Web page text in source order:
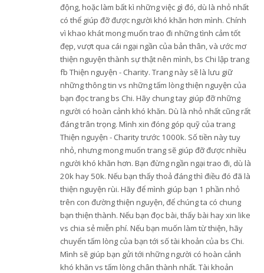
động, hoặc làm bất kì những việc gì đó, dù là nhỏ nhất
có thể giúp đỡ được người khó khăn hơn mình. Chính
vì khao khát mong muốn trao đi những tình cảm tốt
đẹp, vượt qua cái ngại ngần của bản thân, và ước mơ
thiện nguyện thành sự thật nên mình, bs Chi lập trang
fb Thiện nguyện - Charity. Trang này sẽ là lưu giữ
những thông tin vs những tấm lòng thiện nguyện của
bạn đọc trang bs Chi. Hãy chung tay giúp đỡ những
người có hoàn cảnh khó khăn. Dù là nhỏ nhất cũng rất
đáng trân trọng. Mình xin đóng góp quỹ của trang
Thiện nguyện - Charity trước 1000k. Số tiền này tuy
nhỏ, nhưng mong muốn trang sẽ giúp đỡ được nhiều
người khó khăn hơn. Bạn đừng ngần ngại trao đi, dù là
20k hay 50k. Nếu bạn thấy thoả đáng thì điều đó đã là
thiện nguyện rùi. Hãy để mình giúp bạn 1 phần nhỏ
trên con đường thiện nguyện, để chúng ta có chung
bạn thiện thành. Nếu bạn đọc bài, thấy bài hay xin like
vs chia sẻ miễn phí. Nếu bạn muốn làm từ thiện, hãy
chuyển tấm lòng của bạn tới số tài khoản của bs Chi.
Mình sẽ giúp bạn gửi tới những người có hoàn cảnh
khó khăn vs tấm lòng chân thành nhất. Tài khoản